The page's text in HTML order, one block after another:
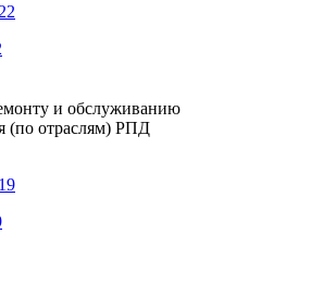
и обслуживанию
(по отраслям) РПД